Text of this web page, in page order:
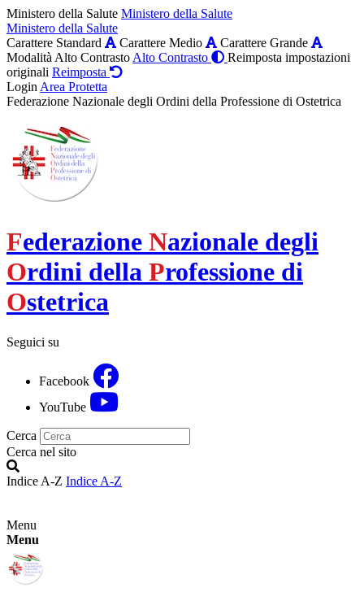
Ministero della Salute Ministero della Salute
Ministero della Salute
Carattere Standard
Carattere Medio
Carattere Grande
Modalità Alto Contrasto Alto Contrasto
Reimposta impostazioni
originali Reimposta
Login Area Protetta
Federazione Nazionale degli Ordini della Professione di Ostetrica
Federazione Nazionale degli
Ordini della Professione di
Ostetrica
Seguici su
Facebook
YouTube
Cerca
Cerca nel sito
Indice A-Z Indice A-Z
Menu
Menu